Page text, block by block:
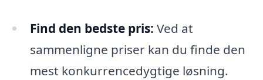
Find den bedste pris: Ved at
sammenligne priser kan du finde den
mest konkurrencedygtige løsning.